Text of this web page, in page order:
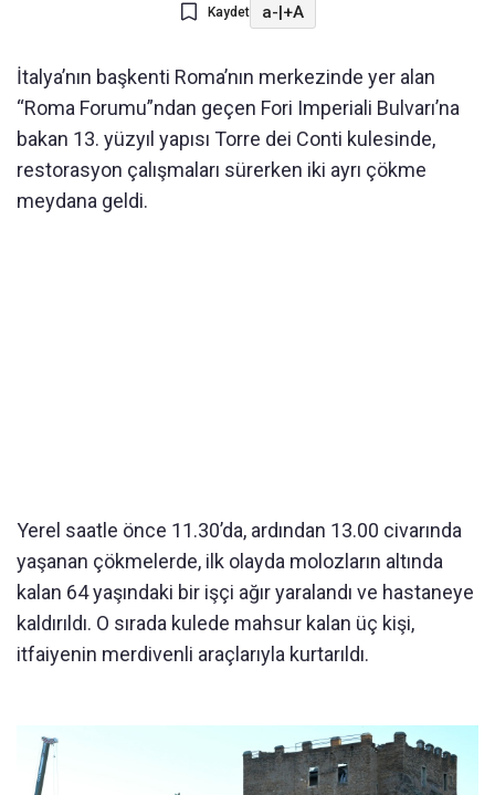
Kaydet a-|+A
İtalya’nın başkenti Roma’nın merkezinde yer alan
“Roma Forumu”ndan geçen Fori Imperiali Bulvarı’na
bakan 13. yüzyıl yapısı Torre dei Conti kulesinde,
restorasyon çalışmaları sürerken iki ayrı çökme
meydana geldi.
Yerel saatle önce 11.30’da, ardından 13.00 civarında
yaşanan çökmelerde, ilk olayda molozların altında
kalan 64 yaşındaki bir işçi ağır yaralandı ve hastaneye
kaldırıldı. O sırada kulede mahsur kalan üç kişi,
itfaiyenin merdivenli araçlarıyla kurtarıldı.